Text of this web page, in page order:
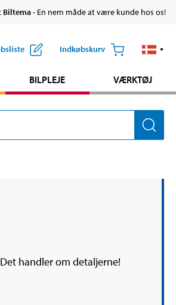
Biltema- En nem måde at være kunde hos os!
Indkøbskurv
BILPLEJE VÆRKTØJ
handler om detaljerne!